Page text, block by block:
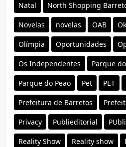
Natal North Shopping
Novelas novelas OAB
Olímpia Oportunidades
Os Independentes Parque
Parque do Peao Pet PET
Prefeitura de Barretos
Privacy Publieditorial
Reality Show Reality show